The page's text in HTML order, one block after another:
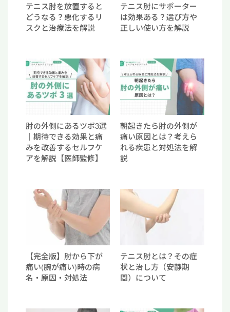
テニス肘を放置すると
どうなる？悪化するリ
スクと治療法を解説
テニス肘にサポーター
は効果ある？選び方や
正しい使い方を解説
肘の外側にあるツボ3選
｜期待できる効果と痛
みを改善するセルフケ
アを解説【医師監修】
朝起きたら肘の外側が
痛い原因とは？考えら
れる疾患と対処法を解
説
【完全版】肘から下が
痛い(腕が痛い)時の病
名・原因・対処法
テニス肘とは？その症
状と治し方（安静期
間）について